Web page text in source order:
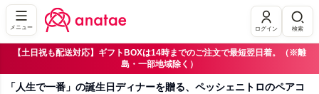
メニュー ログイン 検索
【土日祝も配送対応】ギフトBOXは14時までのご注文で最短翌日着。（※離
島・一部地域除く）
「人生で一番」の誕生日ディナーを贈る、ペッシェニトロのペアコ